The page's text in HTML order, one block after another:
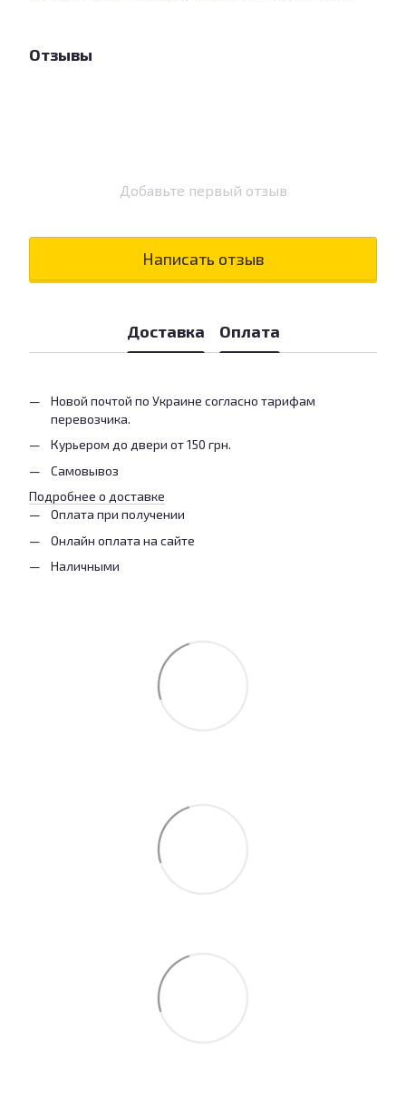
Отзывы
Добавьте первый отзыв
Написать отзыв
Доставка Оплата
Новой почтой по Украине согласно тарифам
перевозчика.
Курьером до двери от 150 грн.
Самовывоз
Подробнее о доставке
Оплата при получении
Онлайн оплата на сайте
Наличными